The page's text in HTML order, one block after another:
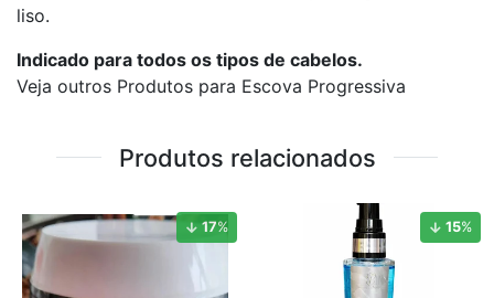
liso.
Indicado para todos os tipos de cabelos.
Veja outros Produtos para Escova Progressiva
Produtos relacionados
17% 15%